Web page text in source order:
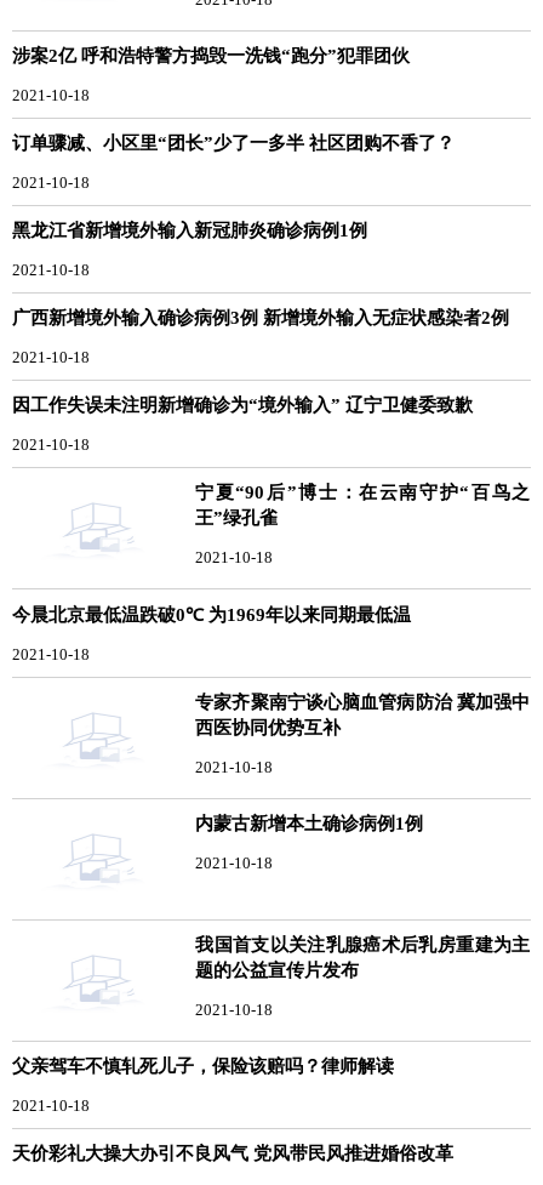
涉案2亿 呼和浩特警方捣毁一洗钱“跑分”犯罪团伙
2021-10-18
订单骤减、小区里“团长”少了一多半 社区团购不香了？
2021-10-18
黑龙江省新增境外输入新冠肺炎确诊病例1例
2021-10-18
广西新增境外输入确诊病例3例 新增境外输入无症状感染者2例
2021-10-18
因工作失误未注明新增确诊为“境外输入” 辽宁卫健委致歉
2021-10-18
宁夏“90后”博士：在云南守护“百鸟之
王”绿孔雀
2021-10-18
今晨北京最低温跌破0℃ 为1969年以来同期最低温
2021-10-18
专家齐聚南宁谈心脑血管病防治 冀加强中
西医协同优势互补
2021-10-18
内蒙古新增本土确诊病例1例
2021-10-18
我国首支以关注乳腺癌术后乳房重建为主
题的公益宣传片发布
2021-10-18
父亲驾车不慎轧死儿子，保险该赔吗？律师解读
2021-10-18
天价彩礼大操大办引不良风气 党风带民风推进婚俗改革